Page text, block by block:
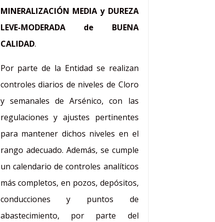
MINERALIZACIÓN MEDIA y DUREZA
LEVE-MODERADA de BUENA
CALIDAD.
Por parte de la Entidad se realizan
controles diarios de niveles de Cloro
y semanales de Arsénico, con las
regulaciones y ajustes pertinentes
para mantener dichos niveles en el
rango adecuado. Además, se cumple
un calendario de controles analíticos
más completos, en pozos, depósitos,
conducciones y puntos de
abastecimiento, por parte del